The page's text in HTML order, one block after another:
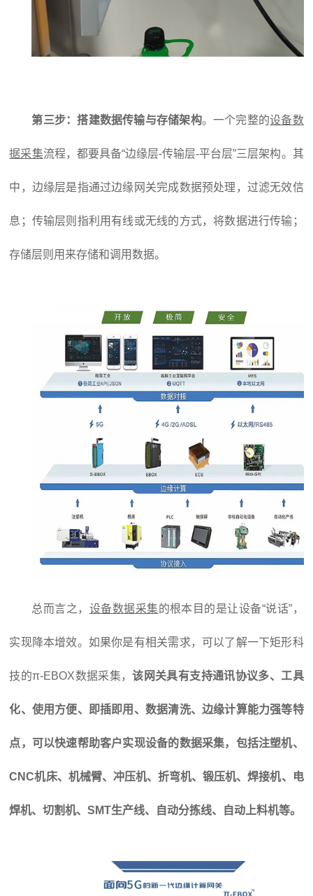
第三步：搭建数据传输与存储架构。一个完整的设备数
据采集流程，都要具备“边缘层-传输层-平台层”三层架构。其
中，边缘层是指通过边缘网关完成数据预处理，过滤无效信
息；传输层则指利用有线或无线的方式，将数据进行传输；
存储层则用来存储和调用数据。
总而言之， 设备数据采集的根本目的是让设备“说话”，
实现降本增效。如果你是有相关需求，可以了解一下矩形科
技的π-EBOX数据采集，该网关具有支持通讯协议多、工具
化、使用方便、即插即用、数据清洗、边缘计算能力强等特
点，可以快速帮助客户实现设备的数据采集，包括注塑机、
CNC机床、机械臂、冲压机、折弯机、锻压机、焊接机、电
焊机、切割机、SMT生产线、自动分拣线、自动上料机等。